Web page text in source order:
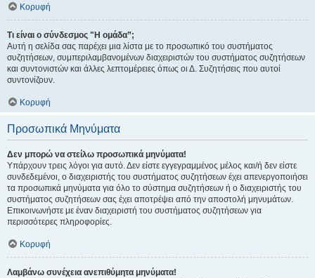
Κορυφή
Τι είναι ο σύνδεσμος "Η ομάδα”;
Αυτή η σελίδα σας παρέχει μια λίστα με το προσωπικό του συστήματος
συζητήσεων, συμπεριλαμβανομένων διαχειριστών του συστήματος συζητήσεων
και συντονιστών και άλλες λεπτομέρειες όπως οι Δ. Συζητήσεις που αυτοί
συντονίζουν.
Κορυφή
Προσωπικά Μηνύματα
Δεν μπορώ να στείλω προσωπικά μηνύματα!
Υπάρχουν τρεις λόγοι για αυτό. Δεν είστε εγγεγραμμένος μέλος και/ή δεν είστε
συνδεδεμένοι, ο διαχειριστής του συστήματος συζητήσεων έχει απενεργοποιήσει
τα προσωπικά μηνύματα για όλο το σύστημα συζητήσεων ή ο διαχειριστής του
συστήματος συζητήσεων σας έχει αποτρέψει από την αποστολή μηνυμάτων.
Επικοινωνήστε με έναν διαχειριστή του συστήματος συζητήσεων για
περισσότερες πληροφορίες.
Κορυφή
Λαμβάνω συνέχεια ανεπιθύμητα μηνύματα!